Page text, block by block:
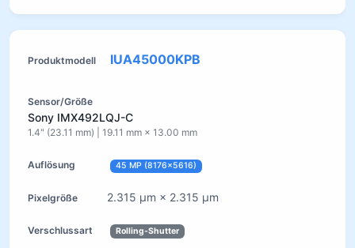
IUA45000KPB
Sony IMX492LQJ-C
1.4" (23.11 mm) | 19.11 mm × 13.00 mm
45 MP (8176×5616)
2.315 µm × 2.315 µm
Rolling-Shutter